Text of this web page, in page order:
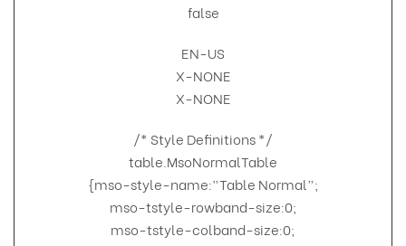
false
EN-US
X-NONE
X-NONE
/* Style Definitions */
table.MsoNormalTable
{mso-style-name:”Table Normal”;
mso-tstyle-rowband-size:0;
mso-tstyle-colband-size:0;